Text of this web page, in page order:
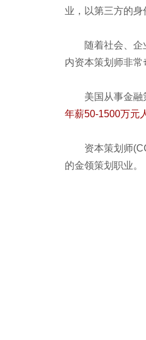
业，以第三方的
随着社会、
内资本策划师非
美国从事金融
年薪50-1500万元
资本策划师
的金领策划职业。